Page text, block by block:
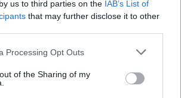
us to third parties on the IAB’s List of
that may further disclose it to other
Processing Opt Outs
of the Sharing of my
avarijos Vilniaus r.: dviejų moterų ir